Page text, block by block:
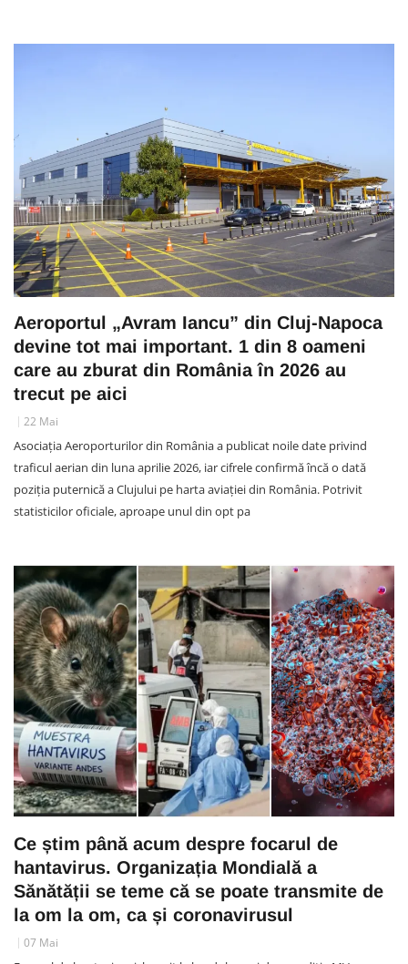
Aeroportul „Avram Iancu” din Cluj-Napoca
devine tot mai important. 1 din 8 oameni
care au zburat din România în 2026 au
trecut pe aici
22 Mai
Asociația Aeroporturilor din România a publicat noile date privind
traficul aerian din luna aprilie 2026, iar cifrele confirmă încă o dată
poziția puternică a Clujului pe harta aviației din România. Potrivit
statisticilor oficiale, aproape unul din opt pa
Ce știm până acum despre focarul de
hantavirus. Organizația Mondială a
Sănătății se teme că se poate transmite de
la om la om, ca și coronavirusul
07 Mai